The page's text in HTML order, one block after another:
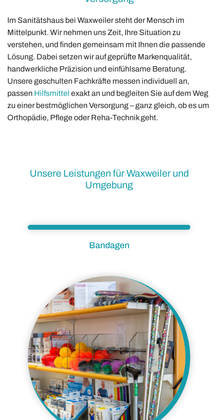
Im Sanitätshaus bei Waxweiler steht der Mensch im
Mittelpunkt. Wir nehmen uns Zeit, Ihre Situation zu
verstehen, und finden gemeinsam mit Ihnen die passende
Lösung. Dabei setzen wir auf geprüfte Markenqualität,
handwerkliche Präzision und einfühlsame Beratung.
Unsere geschulten Fachkräfte messen individuell an,
passen Hilfsmittel exakt an und begleiten Sie auf dem Weg
zu einer bestmöglichen Versorgung – ganz gleich, ob es um
Orthopädie, Pflege oder Reha-Technik geht.
Unsere Leistungen für Waxweiler und
Umgebung
Bandagen